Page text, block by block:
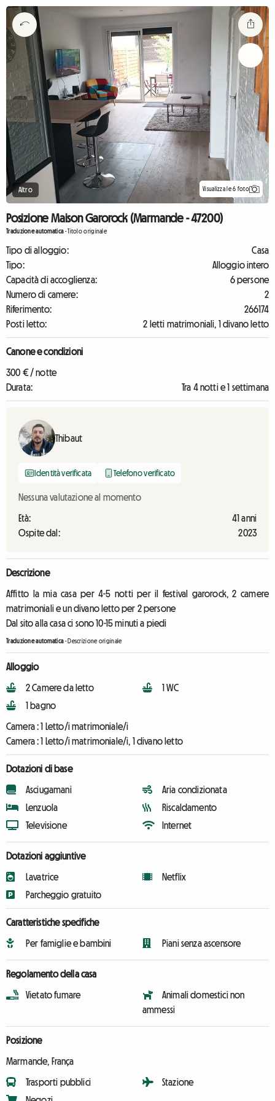
Altro Visualizza le 6 foto
Posizione Maison Garorock (Marmande - 47200)
Traduzione automatica-Titolo originale
Tipo di alloggio:
Casa
Tipo:
Alloggio intero
Capacità di accoglienza:
6 persone
Numero di camere:
2
Riferimento:
266174
Posti letto:
2 letti matrimoniali, 1 divano letto
Canone e condizioni
300 € / notte
Durata:
Tra 4 notti e 1 settimana
Thibaut
Identità verificata Telefono verificato
Nessuna valutazione al momento
Età:
41 anni
Ospite dal:
2023
Descrizione
Affitto la mia casa per 4-5 notti per il festival garorock, 2 camere
matrimoniali e un divano letto per 2 persone
Dal sito alla casa ci sono 10-15 minuti a piedi
Traduzione automatica-Descrizione originale
Alloggio
2 Camere da letto
1 bagno
1 WC
Camera :1 Letto/i matrimoniale/i
Camera :1 Letto/i matrimoniale/i, 1 divano letto
Dotazioni di base
Asciugamani
Lenzuola
Televisione
Aria condizionata
Riscaldamento
Internet
Dotazioni aggiuntive
Lavatrice
Parcheggio gratuito
Netflix
Caratteristiche specifiche
Per famiglie e bambini Piani senza ascensore
Regolamento della casa
Vietato fumare
Animali domestici non
ammessi
Posizione
Marmande, França
Trasporti pubblici
Stazione